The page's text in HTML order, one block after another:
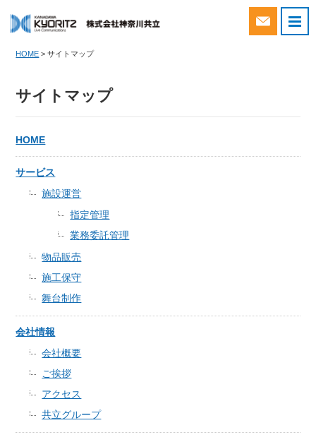
HOME >サイトマップ
サイトマップ
HOME
サービス
施設運営
指定管理
業務委託管理
物品販売
施工保守
舞台制作
会社情報
会社概要
ご挨拶
アクセス
共立グループ